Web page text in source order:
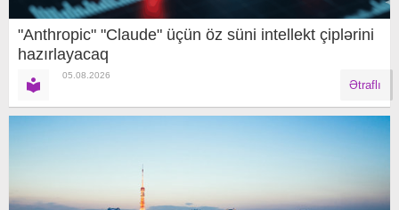
"Anthropic" "Claude" üçün öz süni intellekt çiplərini
hazırlayacaq
05.08.2026
Ətraflı